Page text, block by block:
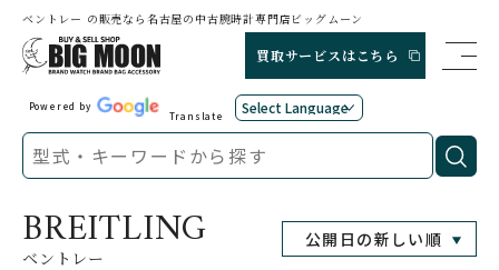
ベントレー の販売なら名古屋の中古腕時計専門店ビッグムーン
買取サービスはこちら
Powered by
Translate
BREITLING
ベントレー